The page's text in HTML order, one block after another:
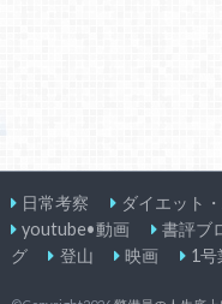
日常考察 ダイエット
youtube•動画
書評ブ
グ
登山 映画 1